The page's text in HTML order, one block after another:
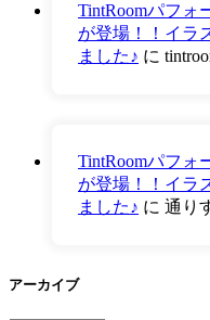
TintRoomパフォ
が登場！！イラ
ました♪ に
TintRoomパフォ
が登場！！イラ
ました♪ に 通り
アーカイブ